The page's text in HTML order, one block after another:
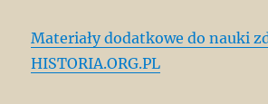
Materiały dodatkowe do nauki
HISTORIA.ORG.PL